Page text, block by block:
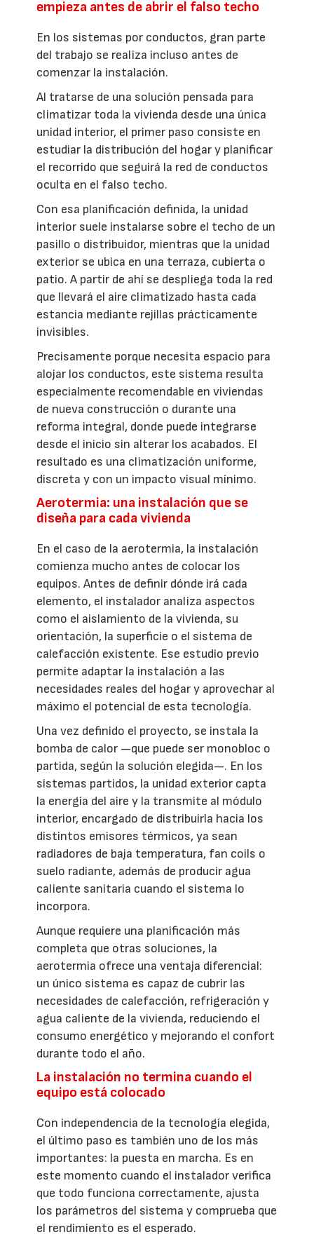
empieza antes de abrir el falso techo
En los sistemas por conductos, gran parte
del trabajo se realiza incluso antes de
comenzar la instalación.
Al tratarse de una solución pensada para
climatizar toda la vivienda desde una única
unidad interior, el primer paso consiste en
estudiar la distribución del hogar y planificar
el recorrido que seguirá la red de conductos
oculta en el falso techo.
Con esa planificación definida, la unidad
interior suele instalarse sobre el techo de un
pasillo o distribuidor, mientras que la unidad
exterior se ubica en una terraza, cubierta o
patio. A partir de ahí se despliega toda la red
que llevará el aire climatizado hasta cada
estancia mediante rejillas prácticamente
invisibles.
Precisamente porque necesita espacio para
alojar los conductos, este sistema resulta
especialmente recomendable en viviendas
de nueva construcción o durante una
reforma integral, donde puede integrarse
desde el inicio sin alterar los acabados. El
resultado es una climatización uniforme,
discreta y con un impacto visual mínimo.
Aerotermia: una instalación que se
diseña para cada vivienda
En el caso de la aerotermia, la instalación
comienza mucho antes de colocar los
equipos. Antes de definir dónde irá cada
elemento, el instalador analiza aspectos
como el aislamiento de la vivienda, su
orientación, la superficie o el sistema de
calefacción existente. Ese estudio previo
permite adaptar la instalación a las
necesidades reales del hogar y aprovechar al
máximo el potencial de esta tecnología.
Una vez definido el proyecto, se instala la
bomba de calor —que puede ser monobloc o
partida, según la solución elegida—. En los
sistemas partidos, la unidad exterior capta
la energía del aire y la transmite al módulo
interior, encargado de distribuirla hacia los
distintos emisores térmicos, ya sean
radiadores de baja temperatura, fan coils o
suelo radiante, además de producir agua
caliente sanitaria cuando el sistema lo
incorpora.
Aunque requiere una planificación más
completa que otras soluciones, la
aerotermia ofrece una ventaja diferencial:
un único sistema es capaz de cubrir las
necesidades de calefacción, refrigeración y
agua caliente de la vivienda, reduciendo el
consumo energético y mejorando el confort
durante todo el año.
La instalación no termina cuando el
equipo está colocado
Con independencia de la tecnología elegida,
el último paso es también uno de los más
importantes: la puesta en marcha. Es en
este momento cuando el instalador verifica
que todo funciona correctamente, ajusta
los parámetros del sistema y comprueba que
el rendimiento es el esperado.